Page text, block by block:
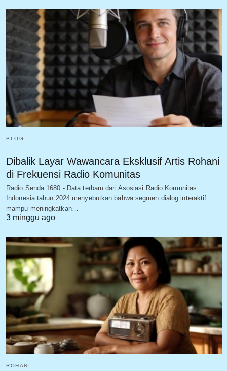
BLOG
Dibalik Layar Wawancara Eksklusif Artis Rohani
di Frekuensi Radio Komunitas
Radio Senda 1680 - Data terbaru dari Asosiasi Radio Komunitas
Indonesia tahun 2024 menyebutkan bahwa segmen dialog interaktif
mampu meningkatkan…
3 minggu ago
ROHANI